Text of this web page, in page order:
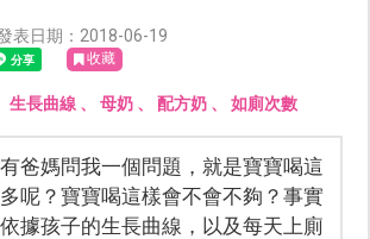
表日期：2018-06-19
收藏
生長曲線 、 母奶、 配方奶、 如廁次數
爸媽問我一個問題，就是寶寶喝這
呢？寶寶喝這樣會不會不夠？事實
依據孩子的生長曲線，以及每天上廁